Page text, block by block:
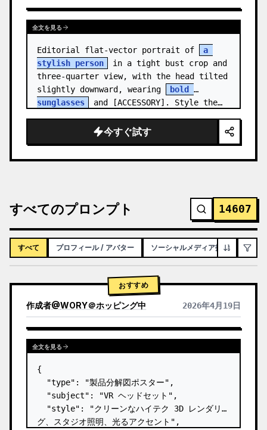
全文を見る
Editorial flat-vector portrait of
a
stylish person
in a tight bust crop and
three-quarter view, with the head tilted
slightly downward, wearing
bold
sunglasses
and [ACCESSORY]. Style the…
今すぐ試す
すべてのプロンプト 14607
すべて プロフィール / アバター ソーシャルメディア投稿 イン
おすすめ
作成者@WORY＠ホッピング中 2026年4月19日
全文を見る
{
  "type": "製品分解図ポスター",
  "subject": "VR ヘッドセット",
  "style": "クリーンなハイテク 3D レンダリン
グ、スタジオ照明、光るアクセント",